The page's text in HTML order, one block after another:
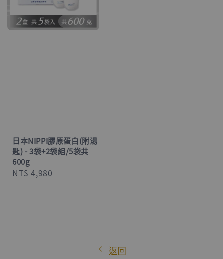
日本NIPPI膠原蛋白(附湯
匙) - 3袋+2袋組/5袋共
600g
Regular
NT$ 4,980
返回